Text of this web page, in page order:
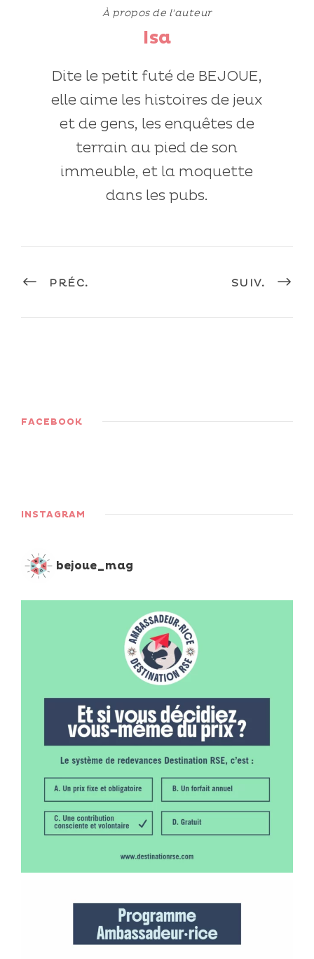
À propos de l'auteur
Isa
Dite le petit futé de BEJOUE,
elle aime les histoires de jeux
et de gens, les enquêtes de
terrain au pied de son
immeuble, et la moquette
dans les pubs.
PRÉC. SUIV.
FACEBOOK
INSTAGRAM
bejoue_mag